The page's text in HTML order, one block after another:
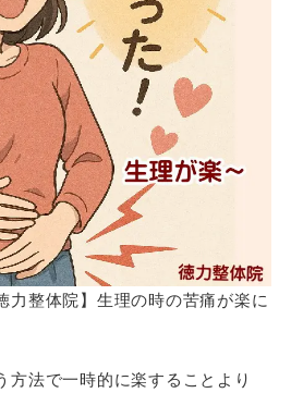
力整体院】生理の時の苦痛が楽に
方法で一時的に楽することより